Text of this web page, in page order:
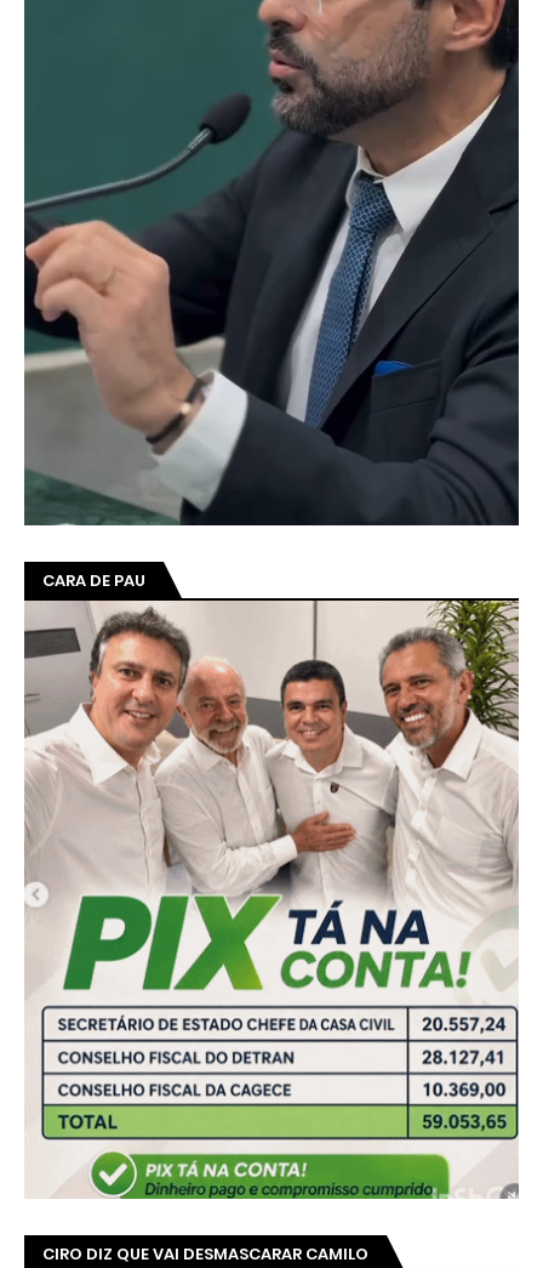
CARA DE PAU
CIRO DIZ QUE VAI DESMASCARAR CAMILO